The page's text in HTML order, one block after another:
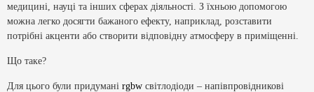
медицині, науці та інших сферах діяльності. З їхньою допомогою
можна легко досягти бажаного ефекту, наприклад, розставити
потрібні акценти або створити відповідну атмосферу в приміщенні.
Що таке?
Для цього були придумані rgbw світлодіоди – напівпровідникові